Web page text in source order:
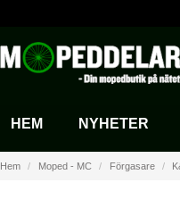
HEM NYHETER
Hem Moped - MC Förgasare